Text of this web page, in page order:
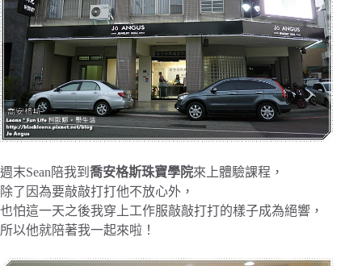
週末Sean陪我到 喬安格斯珠寶學院來上體驗課程，
除了因為要敲敲打打他不放心外，
也怕這一天之後我穿上工作服敲敲打打的樣子成為絕響，
所以他就陪著我一起來啦！